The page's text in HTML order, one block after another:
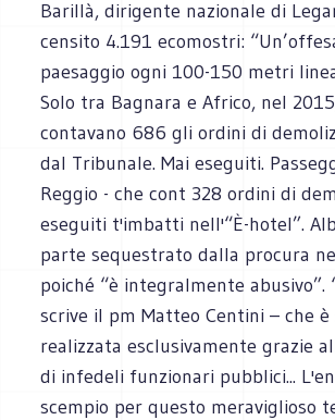
Barillà, dirigente nazionale di
censito 4.191 ecomostri:
paesaggio ogni 100-150 metri
Solo tra Bagnara e Africo, nel
contavano 686 gli ordini di
dal Tribunale. Mai eseguiti.
Reggio - che cont 328 ordini di
eseguiti t'imbatti nell'“È-hotel”.
parte sequestrato dalla procura
poiché “è integralmente abusivo”.
scrive il pm Matteo Centini – che
realizzata esclusivamente grazie
di infedeli funzionari pubblici...
scempio per questo meraviglioso